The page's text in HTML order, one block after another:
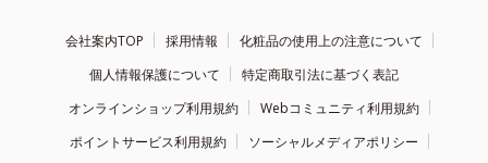
会社案内TOP 採用情報
化粧品の使用上の注意について
個人情報保護について
特定商取引法に基づく表記
オンラインショップ利用規約
Webコミュニティ利用規約
ポイントサービス利用規約
ソーシャルメディアポリシー